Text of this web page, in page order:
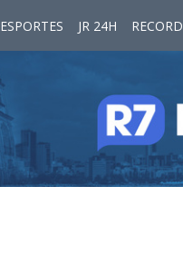
ESPORTES JR 24H RECORD